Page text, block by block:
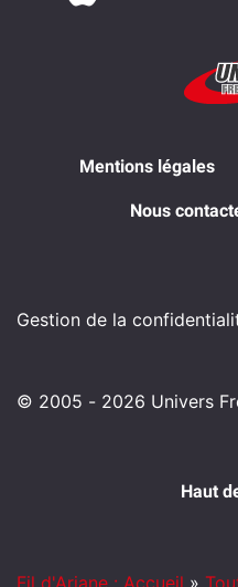
Mentions légales
Nous
Gestion de la
© 2005 - 2026 Univers
Haut
Fil d'Ariane : Accueil »